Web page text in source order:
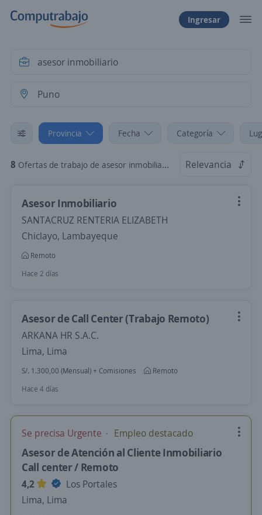
Ingresar
Provincia Fecha Categoría
8 Ofertas de trabajo de asesor inmobiliario en Puno, Puno Relevancia
Asesor Inmobiliario
SANTACRUZ RENTERIA ELIZABETH
Chiclayo, Lambayeque
Remoto
Hace 2 días
Asesor de Call Center (Trabajo Remoto)
ARKANA HR S.A.C.
Lima, Lima
S/. 1.300,00 (Mensual) + Comisiones
Remoto
Hace 4 días
Se precisa Urgente Empleo destacado
Asesor de Atención al Cliente Inmobiliario
Call center / Remoto
4,2
Los Portales
Lima, Lima